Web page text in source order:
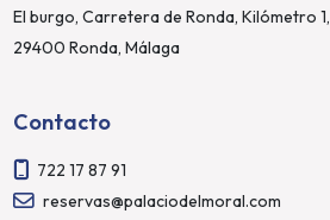
El burgo, Carretera de Ronda, Kilómetro 1,
29400 Ronda, Málaga
Contacto
722 17 87 91
reservas@palaciodelmoral.com